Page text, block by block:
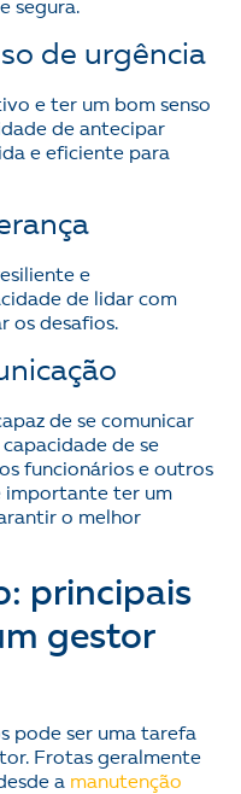
segura.
de urgência
e ter um bom senso
de antecipar
e eficiente para
e
de lidar com
os desafios.
de se comunicar
de se
funcionários e outros
importante ter um
o melhor
principais
gestor
pode ser uma tarefa
Frotas geralmente
a manutenção